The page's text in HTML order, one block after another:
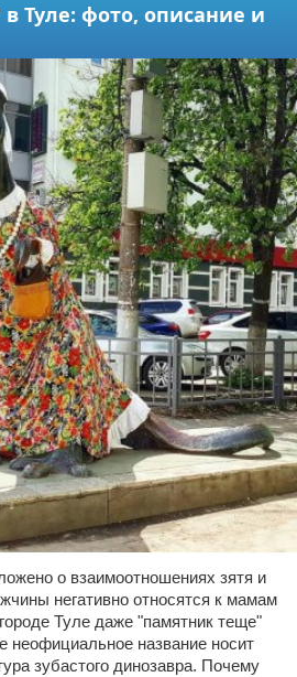
Туле: фото, описание и
о взаимоотношениях зятя и
негативно относятся к мамам
Туле даже "памятник теще"
неофициальное название носит
зубастого динозавра. Почему